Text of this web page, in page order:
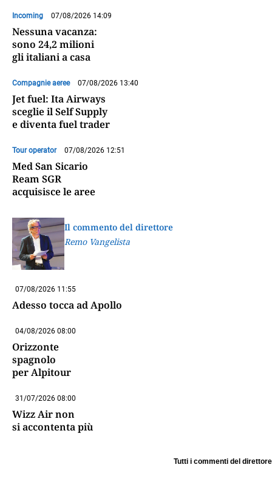
Incoming 07/08/2026 14:09
Nessuna vacanza:
sono 24,2 milioni
gli italiani a casa
Compagnie aeree 07/08/2026 13:40
Jet fuel: Ita Airways
sceglie il Self Supply
e diventa fuel trader
Tour operator 07/08/2026 12:51
Med San Sicario
Ream SGR
acquisisce le aree
Il commento del direttore
Remo Vangelista
07/08/2026 11:55
Adesso tocca ad Apollo
04/08/2026 08:00
Orizzonte
spagnolo
per Alpitour
31/07/2026 08:00
Wizz Air non
si accontenta più
Tutti i commenti del direttore